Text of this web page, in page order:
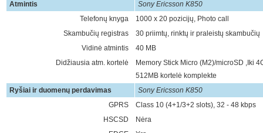
Atmintis
Sony Ericsson K850
Telefonų knyga
1000 x 20 pozicijų, Photo call
Skambučių registras
30 priimtų, rinktų ir praleistų skambučių
Vidinė atmintis
40 MB
Didžiausia atm. kortelė
Memory Stick Micro (M2)/microSD ,Iki
512MB kortelė komplekte
Ryšiai ir duomenų perdavimas
Sony Ericsson K850
GPRS
Class 10 (4+1/3+2 slots), 32 - 48 kbps
HSCSD
Nėra